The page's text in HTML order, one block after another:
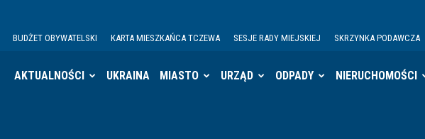
BUDŻET OBYWATELSKI KARTA MIESZKAŃCA TCZEWA SESJE RADY MIEJSKIEJ SKRZYNKA PODAWCZA
AKTUALNOŚCI UKRAINA MIASTO URZĄD ODPADY NIERUCHOMOŚCI